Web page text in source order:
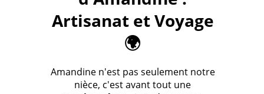
Artisanat et Voyage
🌍
Amandine n'est pas seulement notre
nièce, c'est avant tout une